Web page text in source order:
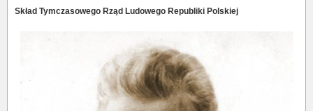
Skład Tymczasowego Rząd Ludowego Republiki Polskiej